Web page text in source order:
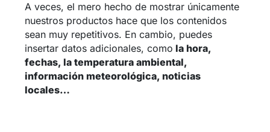
A veces, el mero hecho de mostrar únicamente
nuestros productos hace que los contenidos
sean muy repetitivos. En cambio, puedes
insertar datos adicionales, como la hora,
fechas, la temperatura ambiental,
información meteorológica, noticias
locales…